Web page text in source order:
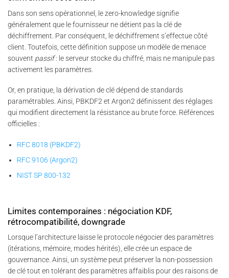
Dans son sens opérationnel, le zero-knowledge signifie
généralement que le fournisseur ne détient pas la clé de
déchiffrement. Par conséquent, le déchiffrement s’effectue côté
client. Toutefois, cette définition suppose un modèle de menace
souvent passif: le serveur stocke du chiffré, mais ne manipule pas
activement les paramètres.
Or, en pratique, la dérivation de clé dépend de standards
paramétrables. Ainsi, PBKDF2 et Argon2 définissent des réglages
qui modifient directement la résistance au brute force. Références
officielles :
RFC 8018 (PBKDF2)
RFC 9106 (Argon2)
NIST SP 800-132
Limites contemporaines : négociation KDF,
rétrocompatibilité, downgrade
Lorsque l’architecture laisse le protocole négocier des paramètres
(itérations, mémoire, modes hérités), elle crée un espace de
gouvernance. Ainsi, un système peut préserver la non-possession
de clé tout en tolérant des paramètres affaiblis pour des raisons de